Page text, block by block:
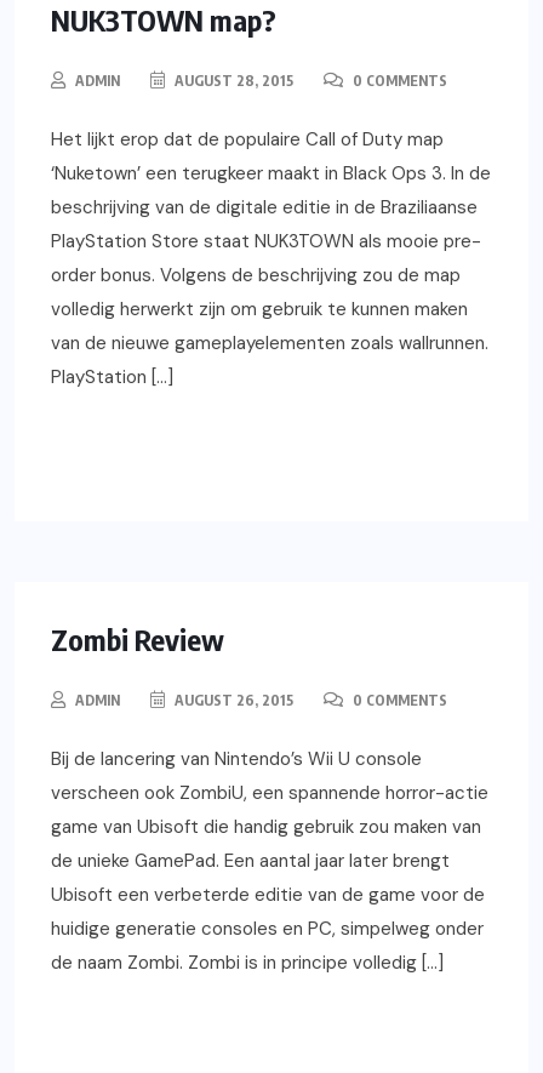
NUK3TOWN map?
ADMIN AUGUST 28, 2015 0 COMMENTS
Het lijkt erop dat de populaire Call of Duty map
‘Nuketown’ een terugkeer maakt in Black Ops 3. In de
beschrijving van de digitale editie in de Braziliaanse
PlayStation Store staat NUK3TOWN als mooie pre-
order bonus. Volgens de beschrijving zou de map
volledig herwerkt zijn om gebruik te kunnen maken
van de nieuwe gameplayelementen zoals wallrunnen.
PlayStation […]
Zombi Review
ADMIN AUGUST 26, 2015 0 COMMENTS
Bij de lancering van Nintendo’s Wii U console
verscheen ook ZombiU, een spannende horror-actie
game van Ubisoft die handig gebruik zou maken van
de unieke GamePad. Een aantal jaar later brengt
Ubisoft een verbeterde editie van de game voor de
huidige generatie consoles en PC, simpelweg onder
de naam Zombi. Zombi is in principe volledig […]